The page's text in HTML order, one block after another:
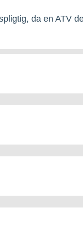
da en ATV